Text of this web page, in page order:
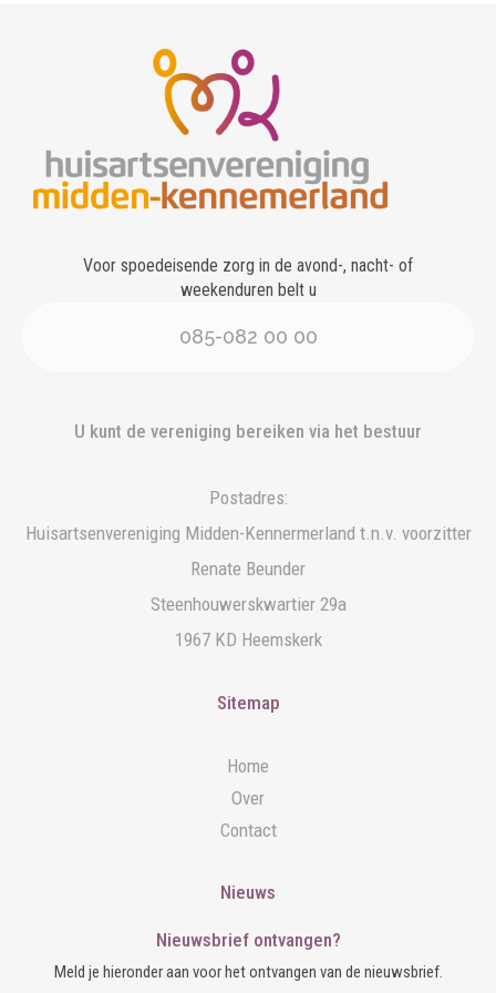
Voor spoedeisende zorg in de avond-, nacht- of
weekenduren belt u
085-082 00 00
U kunt de vereniging bereiken via het bestuur
Postadres:
Huisartsenvereniging Midden-Kennermerland t.n.v. voorzitter
Renate Beunder
Steenhouwerskwartier 29a
1967 KD Heemskerk
Sitemap
Home
Over
Contact
Nieuws
Nieuwsbrief ontvangen?
Meld je hieronder aan voor het ontvangen van de nieuwsbrief.